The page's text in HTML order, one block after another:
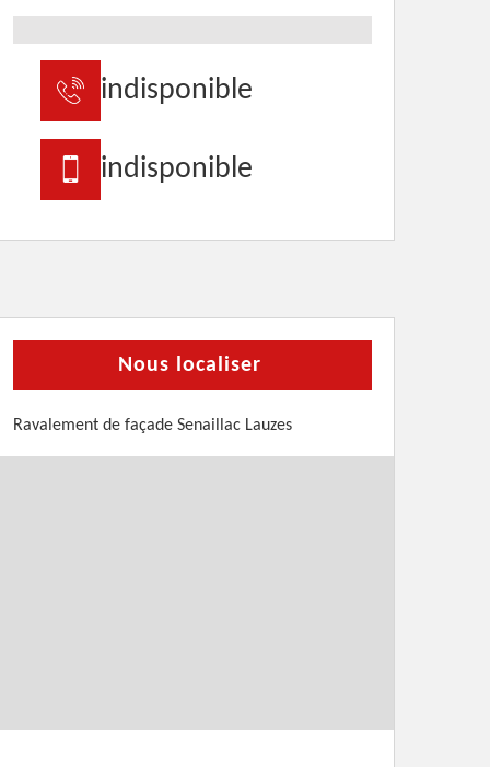
indisponible
indisponible
Nous localiser
Ravalement de façade Senaillac Lauzes